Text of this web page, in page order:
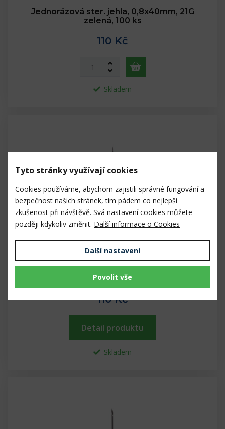
Jednorázová ster. jehla, 0,8x40mm, 21G
zelená, 100 ks
110 Kč
Skladem
barva, 100 ks
110 Kč
Detail produktu
Skladem
Tyto stránky využívají cookies
Cookies používáme, abychom zajistili správné fungování a
bezpečnost našich stránek, tím pádem co nejlepší
zkušenost při návštěvě. Svá nastavení cookies můžete
později kdykoliv změnit. Další informace o Cookies
Další nastavení
Povolit vše